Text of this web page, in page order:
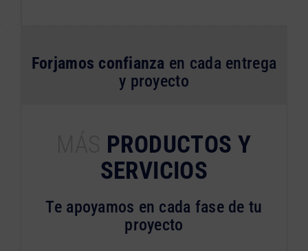
Forjamos confianza en cada entrega
y proyecto
PRODUCTOS Y
SERVICIOS
Te apoyamos en cada fase de tu
proyecto